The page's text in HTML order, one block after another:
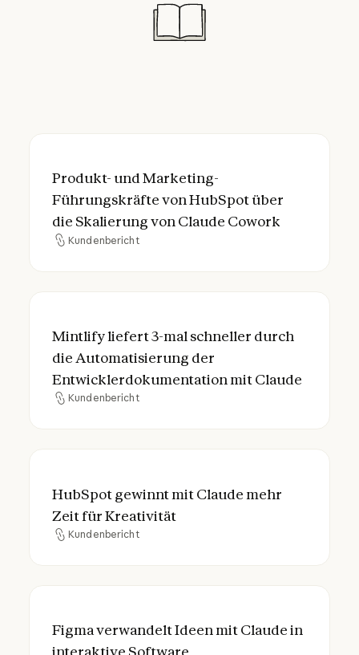
Produkt- und Marketing-Führungskräfte
Produkt- und Marketing-
Führungskräfte von HubSpot über
die Skalierung von Claude Cowork
Kundenbericht
Kundenbericht
Mintlify liefert 3-mal schneller durch die
Mintlify liefert 3-mal schneller durch
die Automatisierung der
Entwicklerdokumentation mit Claude
Kundenbericht
Kundenbericht
HubSpot gewinnt mit Claude mehr Zeit
HubSpot gewinnt mit Claude mehr
Zeit für Kreativität
Kundenbericht
Kundenbericht
Figma verwandelt Ideen mit Claude in
Figma verwandelt Ideen mit Claude in
interaktive Software